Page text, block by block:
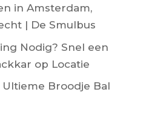
in Amsterdam,
| De Smulbus
Nodig? Snel een
op Locatie
Broodje Bal